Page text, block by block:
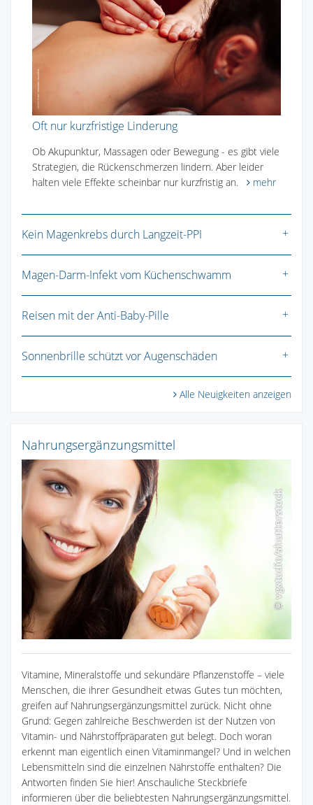
Oft nur kurzfristige Linderung
Ob Akupunktur, Massagen oder Bewegung - es gibt viele
Strategien, die Rückenschmerzen lindern. Aber leider
halten viele Effekte scheinbar nur kurzfristig an.
mehr
Kein Magenkrebs durch Langzeit-PPI
Magen-Darm-Infekt vom Küchenschwamm
Reisen mit der Anti-Baby-Pille
Sonnenbrille schützt vor Augenschäden
Alle Neuigkeiten anzeigen
Nahrungsergänzungsmittel
Vitamine, Mineralstoffe und sekundäre Pflanzenstoffe – viele
Menschen, die ihrer Gesundheit etwas Gutes tun möchten,
greifen auf Nahrungsergänzungsmittel zurück. Nicht ohne
Grund: Gegen zahlreiche Beschwerden ist der Nutzen von
Vitamin- und Nährstoffpräparaten gut belegt. Doch woran
erkennt man eigentlich einen Vitaminmangel? Und in welchen
Lebensmitteln sind die einzelnen Nährstoffe enthalten? Die
Antworten finden Sie hier! Anschauliche Steckbriefe
informieren über die beliebtesten Nahrungsergänzungsmittel.